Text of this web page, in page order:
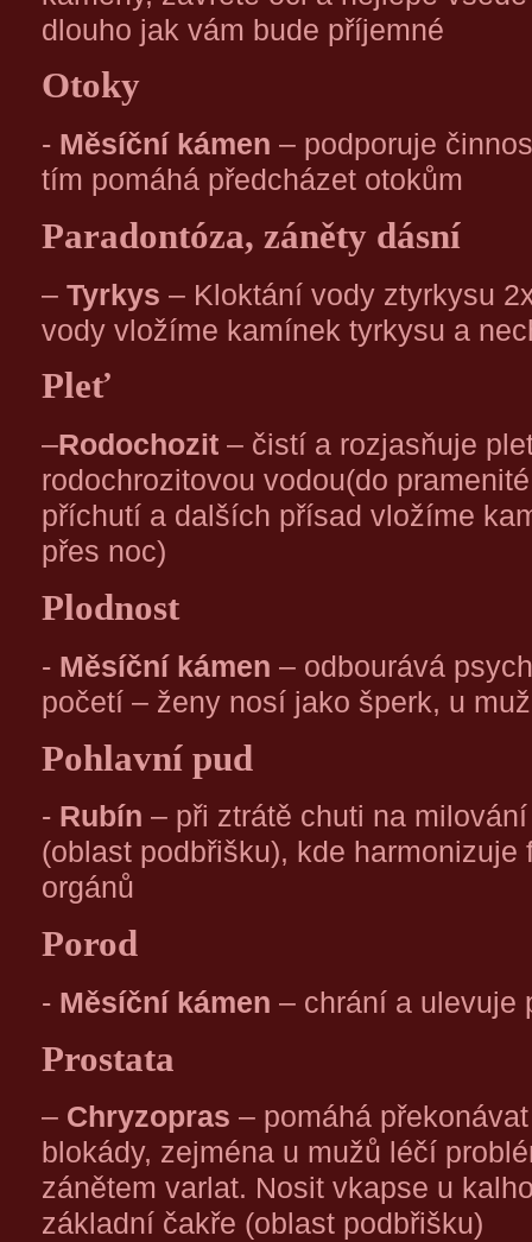
dlouho jak vám bude příjemné
Otoky
- Měsíční kámen – podporuje
tím pomáhá předcházet otokům
Paradontóza, záněty dásní
– Tyrkys – Kloktání vody ztyrkysu
vody vložíme kamínek tyrkysu a
Pleť
–Rodochozit – čistí a rozjasňuje
rodochrozitovou vodou(do
příchutí a dalších přísad vložíme
přes noc)
Plodnost
- Měsíční kámen – odbourává
početí – ženy nosí jako šperk, u
Pohlavní pud
- Rubín – při ztrátě chuti na
(oblast podbřišku), kde
orgánů
Porod
- Měsíční kámen – chrání a ulevuje
Prostata
– Chryzopras – pomáhá
blokády, zejména u mužů léčí
zánětem varlat. Nosit vkapse u
základní čakře (oblast podbřišku)